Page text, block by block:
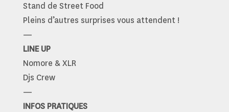
Stand de Street Food
Pleins d’autres surprises vous attendent !
—
LINE UP
Nomore & XLR
Djs Crew
—
INFOS PRATIQUES